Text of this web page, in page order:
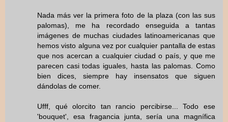
Nada más ver la primera foto de la plaza (con las sus
palomas), me ha recordado enseguida a tantas
imágenes de muchas ciudades latinoamericanas que
hemos visto alguna vez por cualquier pantalla de estas
que nos acercan a cualquier ciudad o país, y que me
parecen casi todas iguales, hasta las palomas. Como
bien dices, siempre hay insensatos que siguen
dándolas de comer.
Ufff, qué olorcito tan rancio percibirse... Todo ese
'bouquet', esa fragancia junta, sería una magnífica